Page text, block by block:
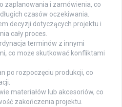
zaplanowania i zamówienia, co
czasów oczekiwania.
decyzji dotyczących projektu i
cały proces.
terminów z innymi
co może skutkować konfliktami
po rozpoczęciu produkcji, co
materiałów lub akcesoriów, co
zakończenia projektu.